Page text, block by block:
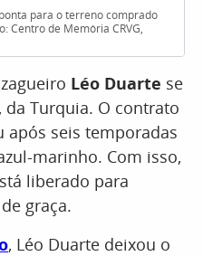
para o terreno comprado
Centro de Memória CRVG,
Léo Duarte se
da Turquia. O contrato
após seis temporadas
marinho. Com isso,
liberado para
graça.
, Léo Duarte deixou o